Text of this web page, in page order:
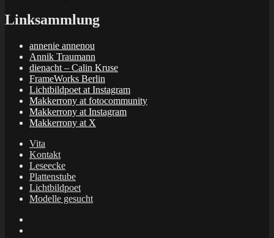
Linksammlung
annenie annenou
Annik Traumann
dienacht – Calin Kruse
FrameWorks Berlin
Lichtbildpoet at Instagram
Makkerrony at fotocommunity
Makkerrony at Instagram
Makkerrony at X
Vita
Kontakt
Leseecke
Plattenstube
Lichtbildpoet
Modelle gesucht